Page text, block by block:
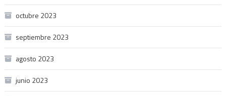
octubre 2023
septiembre 2023
agosto 2023
junio 2023